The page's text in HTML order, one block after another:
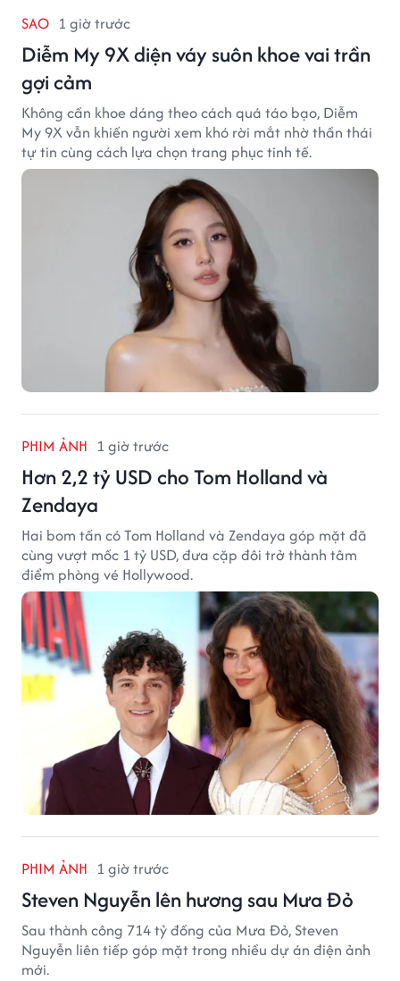
SAO 1 giờ trước
Diễm My 9X diện váy suôn khoe vai trần
gợi cảm
Không cần khoe dáng theo cách quá táo bạo, Diễm
My 9X vẫn khiến người xem khó rời mắt nhờ thần thái
tự tin cùng cách lựa chọn trang phục tinh tế.
PHIM ẢNH 1 giờ trước
Hơn 2,2 tỷ USD cho Tom Holland và
Zendaya
Hai bom tấn có Tom Holland và Zendaya góp mặt đã
cùng vượt mốc 1 tỷ USD, đưa cặp đôi trở thành tâm
điểm phòng vé Hollywood.
PHIM ẢNH 1 giờ trước
Steven Nguyễn lên hương sau Mưa Đỏ
Sau thành công 714 tỷ đồng của Mưa Đỏ, Steven
Nguyễn liên tiếp góp mặt trong nhiều dự án điện ảnh
mới.